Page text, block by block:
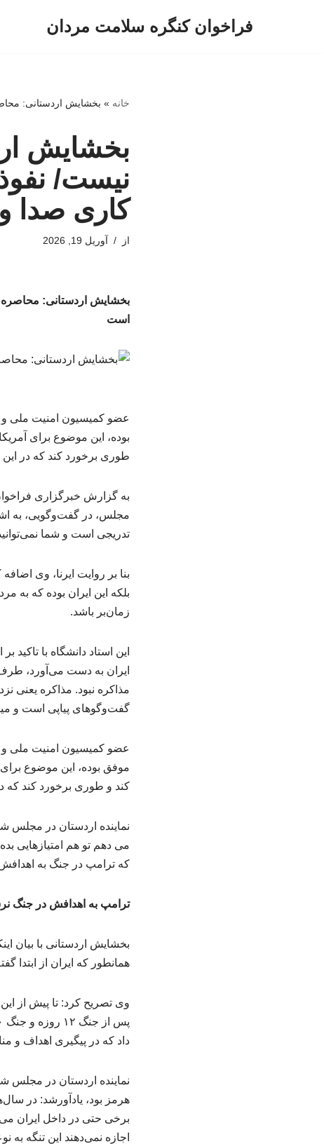
فراخوان کنگره سلامت مردان
خانه » بخشایش اردستانی:
بخشایش
نیست/
کاری صدا
از آوریل 19, 2026
بخشایش اردستانی: محاصره
است
عضو کمیسیون امنیت ملی و
بوده، این موضوع برای
طوری برخورد کند که در
به گزارش خبرگزاری
مجلس، در گفت‌وگویی، به
تدریجی است و شما
بلکه این ایران بوده که
زمان‌بر باشد.
این استاد دانشگاه با
مذاکره نبود. مذاکره یعنی
گفت‌وگوهای پیاپی است و
عضو کمیسیون امنیت ملی و
موفق بوده، این موضوع
کند و طوری برخورد کند که
نماینده اردستان در مجلس
می دهم تو هم امتیازهایی
که ترامپ در جنگ به
ترامپ به اهدافش در جنگ
بخشایش اردستانی با بیان
همانطور که ایران از ابتدا
وی تصریح کرد: تا پیش از
داد که در پیگیری اهداف و
نماینده اردستان در مجلس
هرمز بود، یادآورشد: در
برخی حتی در داخل ایران
اجازه نمی‌دهند این تنگه